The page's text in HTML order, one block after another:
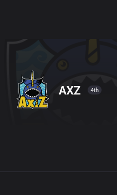
AXZ 4th